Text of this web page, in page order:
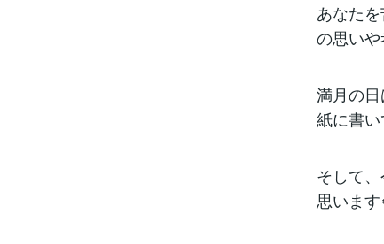
あなた
の思い
満月の
紙に書
そして
思います